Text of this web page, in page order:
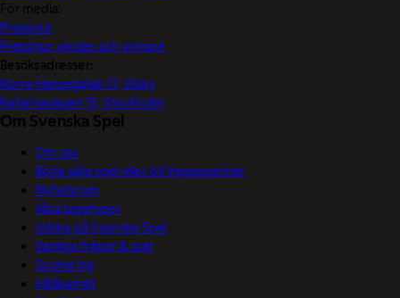
För media:
Pressjour
Pressjour vinster och vinnare
Besöksadresser:
Norra Hansegatan 17, Visby
Katarinavägen 15, Stockholm
Om Svenska Spel
Om oss
Börja sälja spel eller bli Vegaspartner
Nyhetsrum
Våra logotyper
Jobba på Svenska Spel
Vanliga frågor & svar
Sponsring
Hållbarhet